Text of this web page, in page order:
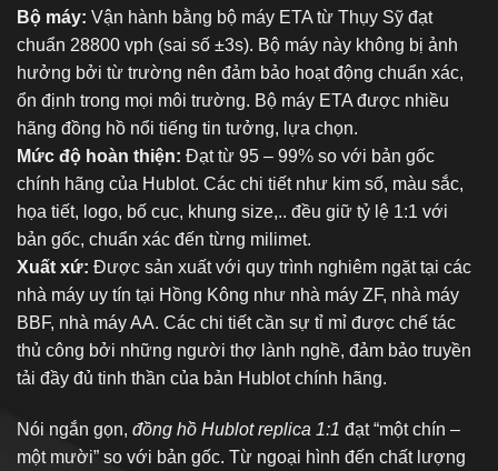
Bộ máy: Vận hành bằng bộ máy ETA từ Thụy Sỹ đạt
chuẩn 28800 vph (sai số ±3s). Bộ máy này không bị ảnh
hưởng bởi từ trường nên đảm bảo hoạt động chuẩn xác,
ổn định trong mọi môi trường. Bộ máy ETA được nhiều
hãng đồng hồ nổi tiếng tin tưởng, lựa chọn.
Mức độ hoàn thiện: Đạt từ 95 – 99% so với bản gốc
chính hãng của Hublot. Các chi tiết như kim số, màu sắc,
họa tiết, logo, bố cục, khung size,.. đều giữ tỷ lệ 1:1 với
bản gốc, chuẩn xác đến từng milimet.
Xuất xứ: Được sản xuất với quy trình nghiêm ngặt tại các
nhà máy uy tín tại Hồng Kông như nhà máy ZF, nhà máy
BBF, nhà máy AA. Các chi tiết cần sự tỉ mỉ được chế tác
thủ công bởi những người thợ lành nghề, đảm bảo truyền
tải đầy đủ tinh thần của bản Hublot chính hãng.
Nói ngắn gọn, đồng hồ Hublot replica 1:1 đạt “một chín –
một mười” so với bản gốc. Từ ngoại hình đến chất lượng